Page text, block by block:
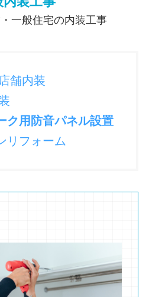
一般住宅の内装工事
舗内装
ク用防音パネル設置
リフォーム